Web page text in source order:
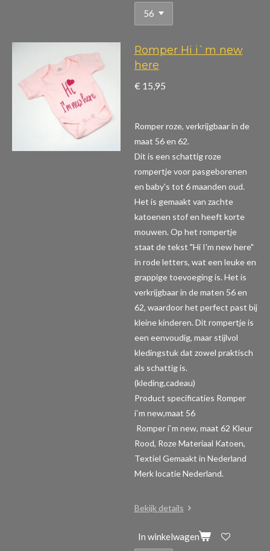
Romper Hi i`m new
here
€ 15,95
Romper roze, verkrijgbaar in de
maat 56 en 62.
Dit is een schattig roze
rompertje voor pasgeborenen
en baby's tot 6 maanden oud.
Het is gemaakt van zachte
katoenen stof en heeft korte
mouwen. Op het rompertje
staat de tekst "Hi I'm new here"
in rode letters, wat een leuke en
grappige toevoeging is. Het is
verkrijgbaar in de maten 56 en
62, waardoor het perfect past bij
kleine kinderen. Dit rompertje is
een eenvoudig, maar stijlvol
kledingstuk dat zowel praktisch
als schattig is.
(kleding,cadeau)
Product specificaties Romper
i`m new,maat 56
Romper i`m new, maat 62 Kleur
Rood, Roze Materiaal Katoen,
Textiel Gemaakt in Nederland
Merk locatie Nederland.
Bekijk details
In winkelwagen